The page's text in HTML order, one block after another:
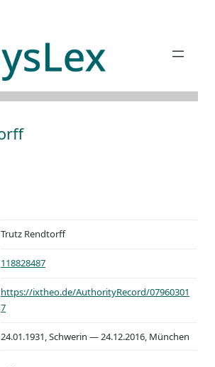
Trutz Rendtorff
118828487
https://ixtheo.de/AuthorityRecord/07960301
7
24.01.1931, Schwerin — 24.12.2016, München